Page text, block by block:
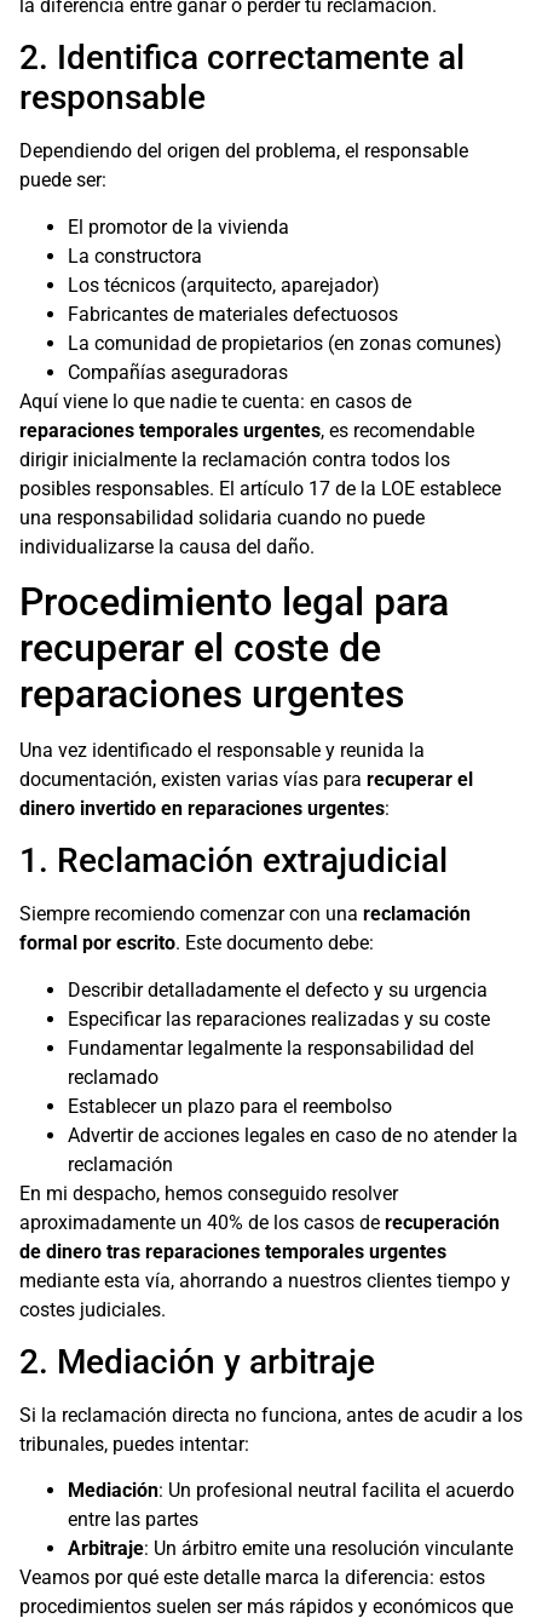
la diferencia entre ganar o perder tu reclamación.
2. Identifica correctamente al
responsable
Dependiendo del origen del problema, el responsable
puede ser:
El promotor de la vivienda
La constructora
Los técnicos (arquitecto, aparejador)
Fabricantes de materiales defectuosos
La comunidad de propietarios (en zonas comunes)
Compañías aseguradoras
Aquí viene lo que nadie te cuenta: en casos de
reparaciones temporales urgentes, es recomendable
dirigir inicialmente la reclamación contra todos los
posibles responsables. El artículo 17 de la LOE establece
una responsabilidad solidaria cuando no puede
individualizarse la causa del daño.
Procedimiento legal para
recuperar el coste de
reparaciones urgentes
Una vez identificado el responsable y reunida la
documentación, existen varias vías para recuperar el
dinero invertido en reparaciones urgentes:
1. Reclamación extrajudicial
Siempre recomiendo comenzar con una reclamación
formal por escrito. Este documento debe:
Describir detalladamente el defecto y su urgencia
Especificar las reparaciones realizadas y su coste
Fundamentar legalmente la responsabilidad del
reclamado
Establecer un plazo para el reembolso
Advertir de acciones legales en caso de no atender la
reclamación
En mi despacho, hemos conseguido resolver
aproximadamente un 40% de los casos de recuperación
de dinero tras reparaciones temporales urgentes
mediante esta vía, ahorrando a nuestros clientes tiempo y
costes judiciales.
2. Mediación y arbitraje
Si la reclamación directa no funciona, antes de acudir a los
tribunales, puedes intentar:
Mediación: Un profesional neutral facilita el acuerdo
entre las partes
Arbitraje: Un árbitro emite una resolución vinculante
Veamos por qué este detalle marca la diferencia: estos
procedimientos suelen ser más rápidos y económicos que